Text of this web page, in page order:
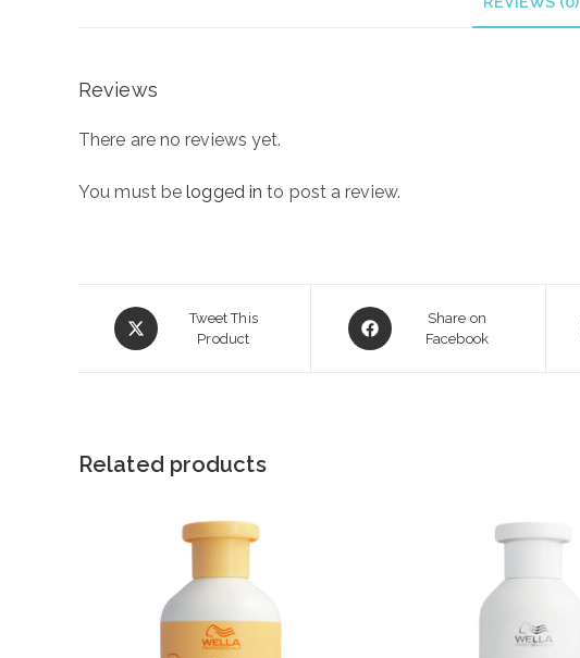
Reviews
There are no reviews yet.
You must belogged in to post a review.
Opens
in
Tweet This
Product
Opens
in
Share on
Facebook
Related products